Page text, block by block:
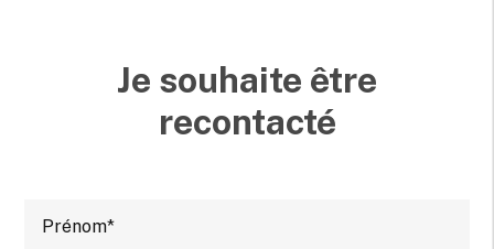
Je souhaite être
recontacté